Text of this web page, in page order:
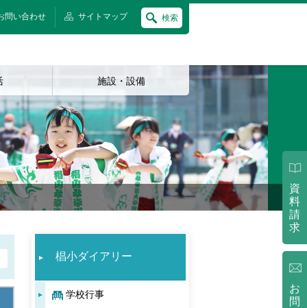
問い合わせ サイトマップ 検索
施設・設備
椙小ダイアリー
学校行事
資
料
請
求
お
問